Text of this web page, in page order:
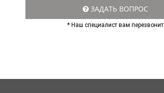
ЗАДАТЬ ВОПРОС
* Наш специалист вам перезвонит